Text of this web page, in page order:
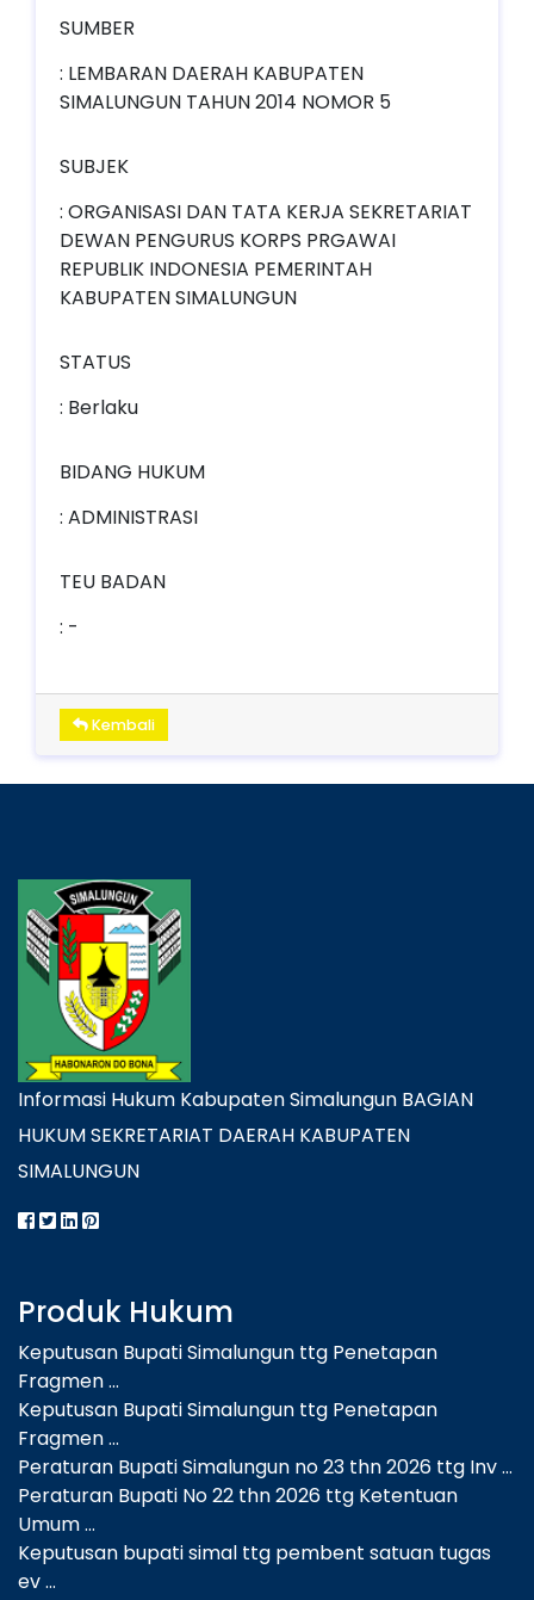
SUMBER
: LEMBARAN DAERAH KABUPATEN
SIMALUNGUN TAHUN 2014 NOMOR 5
SUBJEK
: ORGANISASI DAN TATA KERJA SEKRETARIAT
DEWAN PENGURUS KORPS PRGAWAI
REPUBLIK INDONESIA PEMERINTAH
KABUPATEN SIMALUNGUN
STATUS
: Berlaku
BIDANG HUKUM
: ADMINISTRASI
TEU BADAN
: -
Kembali
Informasi Hukum Kabupaten Simalungun BAGIAN
HUKUM SEKRETARIAT DAERAH KABUPATEN
SIMALUNGUN
Produk Hukum
Keputusan Bupati Simalungun ttg Penetapan
Fragmen ...
Keputusan Bupati Simalungun ttg Penetapan
Fragmen ...
Peraturan Bupati Simalungun no 23 thn 2026 ttg Inv ...
Peraturan Bupati No 22 thn 2026 ttg Ketentuan
Umum ...
Keputusan bupati simal ttg pembent satuan tugas
ev ...